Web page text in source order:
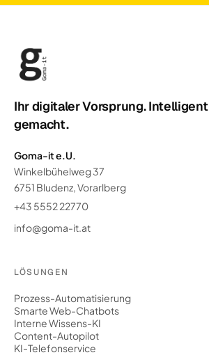
Ihr digitaler Vorsprung. Intelligent
gemacht.
Goma-it e.U.
Winkelbühelweg 37
6751 Bludenz, Vorarlberg
+43 5552 22770
info@goma-it.at
LÖSUNGEN
Prozess-Automatisierung
Smarte Web-Chatbots
Interne Wissens-KI
Content-Autopilot
KI-Telefonservice